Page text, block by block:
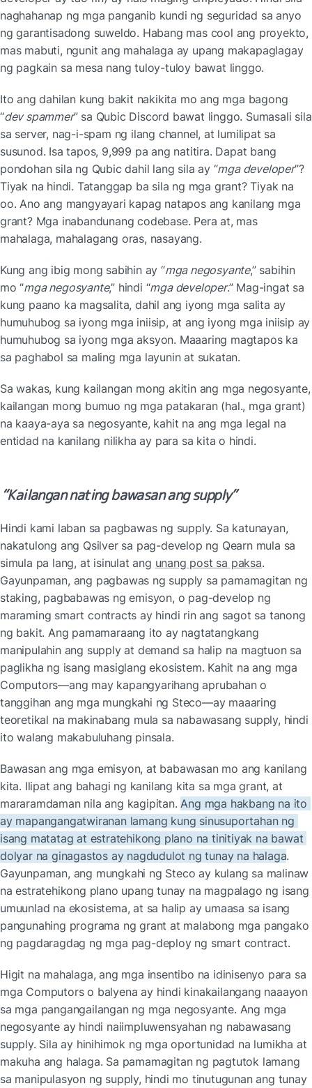
naghahanap ng mga panganib kundi ng seguridad sa anyo
ng garantisadong suweldo. Habang mas cool ang proyekto,
mas mabuti, ngunit ang mahalaga ay upang makapaglagay
ng pagkain sa mesa nang tuloy-tuloy bawat linggo.
Ito ang dahilan kung bakit nakikita mo ang mga bagong
“dev spammer” sa Qubic Discord bawat linggo. Sumasali sila
sa server, nag-i-spam ng ilang channel, at lumilipat sa
susunod. Isa tapos, 9,999 pa ang natitira. Dapat bang
pondohan sila ng Qubic dahil lang sila ay “mga developer”?
Tiyak na hindi. Tatanggap ba sila ng mga grant? Tiyak na
oo. Ano ang mangyayari kapag natapos ang kanilang mga
grant? Mga inabandunang codebase. Pera at, mas
mahalaga, mahalagang oras, nasayang.
Kung ang ibig mong sabihin ay “mga negosyante,” sabihin
mo “mga negosyante,” hindi “mga developer.” Mag-ingat sa
kung paano ka magsalita, dahil ang iyong mga salita ay
humuhubog sa iyong mga iniisip, at ang iyong mga iniisip ay
humuhubog sa iyong mga aksyon. Maaaring magtapos ka
sa paghabol sa maling mga layunin at sukatan.
Sa wakas, kung kailangan mong akitin ang mga negosyante,
kailangan mong bumuo ng mga patakaran (hal., mga grant)
na kaaya-aya sa negosyante, kahit na ang mga legal na
entidad na kanilang nilikha ay para sa kita o hindi.
“Kailangan nating bawasan ang supply”
Hindi kami laban sa pagbawas ng supply. Sa katunayan,
nakatulong ang Qsilver sa pag-develop ng Qearn mula sa
simula pa lang, at isinulat ang unang post sa paksa.
Gayunpaman, ang pagbawas ng supply sa pamamagitan ng
staking, pagbabawas ng emisyon, o pag-develop ng
maraming smart contracts ay hindi rin ang sagot sa tanong
ng bakit. Ang pamamaraang ito ay nagtatangkang
manipulahin ang supply at demand sa halip na magtuon sa
paglikha ng isang masiglang ekosistem. Kahit na ang mga
Computors—ang may kapangyarihang aprubahan o
tanggihan ang mga mungkahi ng Steco—ay maaaring
teoretikal na makinabang mula sa nabawasang supply, hindi
ito walang makabuluhang pinsala.
Bawasan ang mga emisyon, at babawasan mo ang kanilang
kita. Ilipat ang bahagi ng kanilang kita sa mga grant, at
mararamdaman nila ang kagipitan. Ang mga hakbang na ito
ay mapangangatwiranan lamang kung sinusuportahan ng
isang matatag at estratehikong plano na tinitiyak na bawat
dolyar na ginagastos ay nagdudulot ng tunay na halaga.
Gayunpaman, ang mungkahi ng Steco ay kulang sa malinaw
na estratehikong plano upang tunay na magpalago ng isang
umuunlad na ekosistema, at sa halip ay umaasa sa isang
pangunahing programa ng grant at malabong mga pangako
ng pagdaragdag ng mga pag-deploy ng smart contract.
Higit na mahalaga, ang mga insentibo na idinisenyo para sa
mga Computors o balyena ay hindi kinakailangang naaayon
sa mga pangangailangan ng mga negosyante. Ang mga
negosyante ay hindi naiimpluwensyahan ng nabawasang
supply. Sila ay hinihimok ng mga oportunidad na lumikha at
makuha ang halaga. Sa pamamagitan ng pagtutok lamang
sa manipulasyon ng supply, hindi mo tinutugunan ang tunay